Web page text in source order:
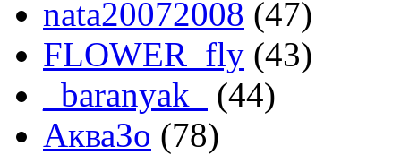
nata20072008 (47)
FLOWER_fly (43)
_baranyak_
(44)
АкваЗо (78)